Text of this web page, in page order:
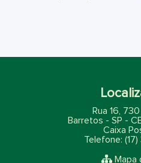
Rua 16,
Barretos - SP -
Caixa
Telefone:
Mapa